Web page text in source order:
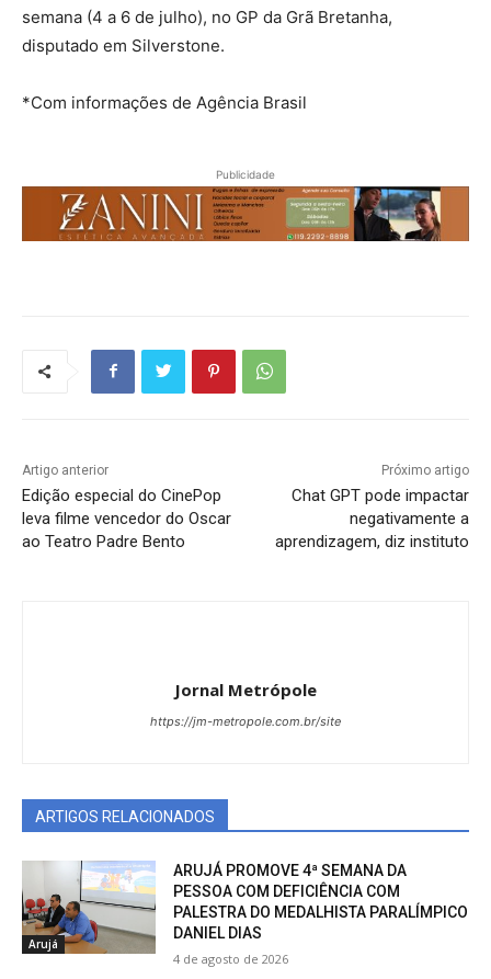
semana (4 a 6 de julho), no GP da Grã Bretanha,
disputado em Silverstone.
*Com informações de Agência Brasil
Publicidade
Artigo anterior
Edição especial do CinePop
leva filme vencedor do Oscar
ao Teatro Padre Bento
Próximo artigo
Chat GPT pode impactar
negativamente a
aprendizagem, diz instituto
Jornal Metrópole
https://jm-metropole.com.br/site
ARTIGOS RELACIONADOS
Arujá
ARUJÁ PROMOVE 4ª SEMANA DA
PESSOA COM DEFICIÊNCIA COM
PALESTRA DO MEDALHISTA PARALÍMPICO
DANIEL DIAS
4 de agosto de 2026